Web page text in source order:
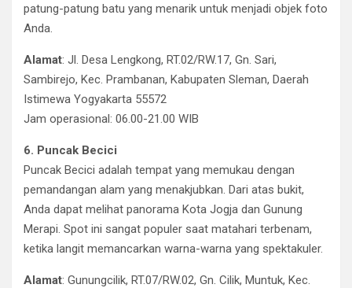
patung-patung batu yang menarik untuk menjadi objek foto
Anda.
Alamat: Jl. Desa Lengkong, RT.02/RW.17, Gn. Sari,
Sambirejo, Kec. Prambanan, Kabupaten Sleman, Daerah
Istimewa Yogyakarta 55572
Jam operasional: 06.00-21.00 WIB
6. Puncak Becici
Puncak Becici adalah tempat yang memukau dengan
pemandangan alam yang menakjubkan. Dari atas bukit,
Anda dapat melihat panorama Kota Jogja dan Gunung
Merapi. Spot ini sangat populer saat matahari terbenam,
ketika langit memancarkan warna-warna yang spektakuler.
Alamat: Gunungcilik, RT.07/RW.02, Gn. Cilik, Muntuk, Kec.